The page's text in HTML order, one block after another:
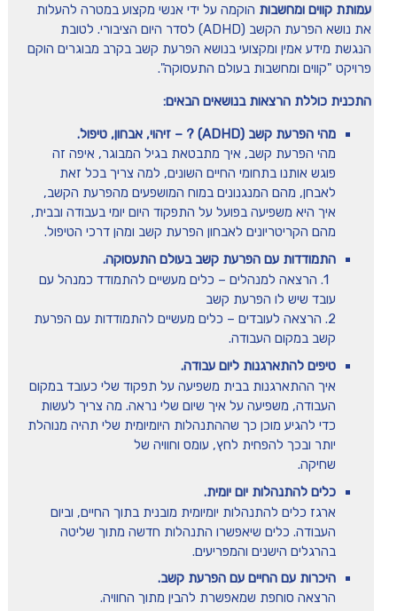
עמותת קווים ומחשבותהוקמה על ידי אנשי מקצוע במטרה להעלות
את נושא הפרעת הקשב (ADHD) לסדר היום הציבורי. לטובת
הנגשת מידע אמין ומקצועי בנושא הפרעת קשב בקרב מבוגרים הוקם
פרויקט "קווים ומחשבות בעולם התעסוקה".
התכנית כוללת הרצאות בנושאים הבאים:
מהי הפרעת קשב (ADHD) ? – זיהוי, אבחון, טיפול.
מהי הפרעת קשב, איך מתבטאת בגיל המבוגר, איפה זה
פוגש אותנו בתחומי החיים השונים, למה צריך בכל זאת
לאבחן, מהם המנגנונים במוח המושפעים מהפרעת הקשב,
איך היא משפיעה בפועל על התפקוד היום יומי בעבודה ובבית,
מהם הקריטריונים לאבחון הפרעת קשב ומהן דרכי הטיפול.
התמודדות עם הפרעת קשב בעולם התעסוקה.
1. הרצאה למנהלים – כלים מעשיים להתמודד כמנהל עם
עובד שיש לו הפרעת קשב
2. הרצאה לעובדים – כלים מעשיים להתמודדות עם הפרעת
קשב במקום העבודה.
טיפים להתארגנות ליום עבודה.
איך ההתארגנות בבית משפיעה על תפקוד שלי כעובד במקום
העבודה, משפיעה על איך שיום שלי נראה. מה צריך לעשות
כדי להגיע מוכן כך שההתנהלות היומיומית שלי תהיה מנוהלת
יותר ובכך להפחית לחץ, עומס וחוויה של
שחיקה.
כלים להתנהלות יום יומית.
ארגז כלים להתנהלות יומיומית מובנית בתוך החיים, וביום
העבודה. כלים שיאפשרו התנהלות חדשה מתוך שליטה
בהרגלים הישנים והמפריעים.
היכרות עם החיים עם הפרעת קשב.
הרצאה סוחפת שמאפשרת להבין מתוך החוויה.